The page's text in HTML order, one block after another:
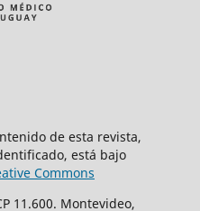
de esta revista,
está bajo
Commons
11.600. Montevideo,